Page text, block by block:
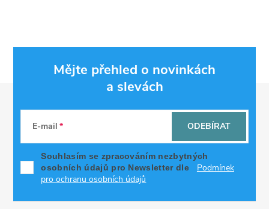
Mějte přehled o novinkách
a slevách
E-mail
Souhlasím se zpracováním nezbytných
osobních údajů pro Newsletter dle
Podmínek
pro ochranu osobních údajů
ODEBÍRAT